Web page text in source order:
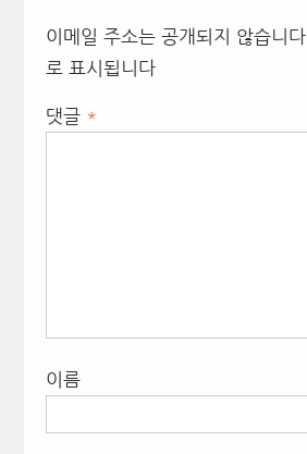
이메일 주소는 공개되지 않습니다.
로 표시됩니다
댓글 *
이름